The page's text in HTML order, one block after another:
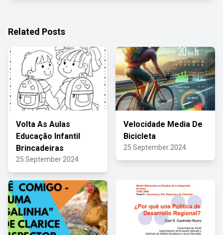
Related Posts
Volta As Aulas
Educação Infantil
Brincadeiras
25 September 2024
Velocidade Media De
Bicicleta
25 September 2024